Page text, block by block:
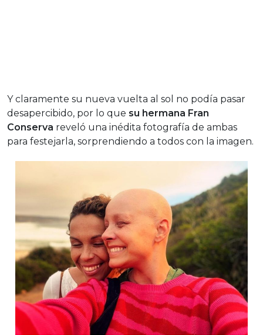
Y claramente su nueva vuelta al sol no podía pasar
desapercibido, por lo que su hermana Fran
Conserva reveló una inédita fotografía de ambas
para festejarla, sorprendiendo a todos con la imagen.